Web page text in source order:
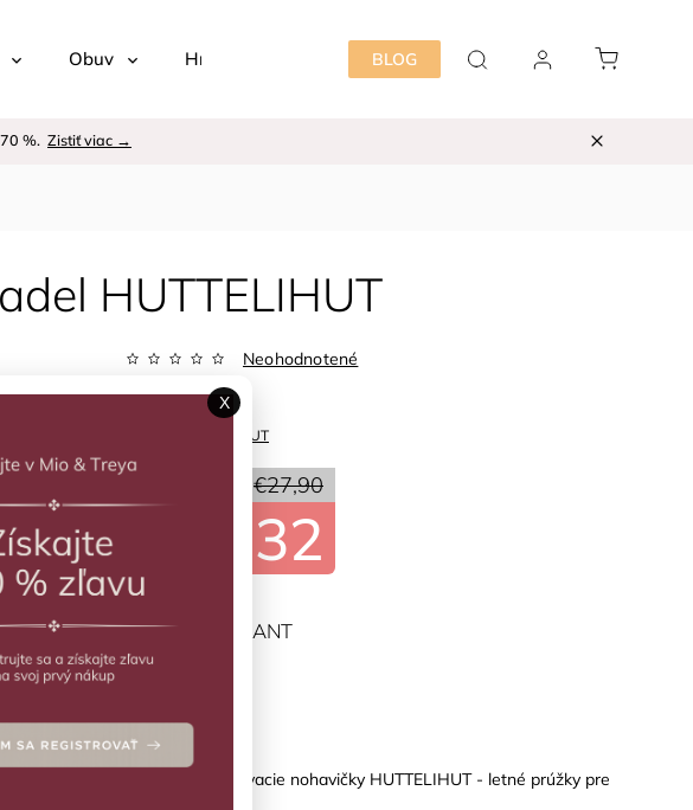
BLOG
Obuv Hračky Detská izba Starostlivosť
%. Zistiť viac →
HUTTELIHUT
HUTTELIHUT
Neohodnotené
€27,90
€22,32
Kód: Zvoľte variant
Neoprénové plávacie nohavičky HUTTELIHUT - letné prúžky pre
ZVOĽTE VARIANT
X